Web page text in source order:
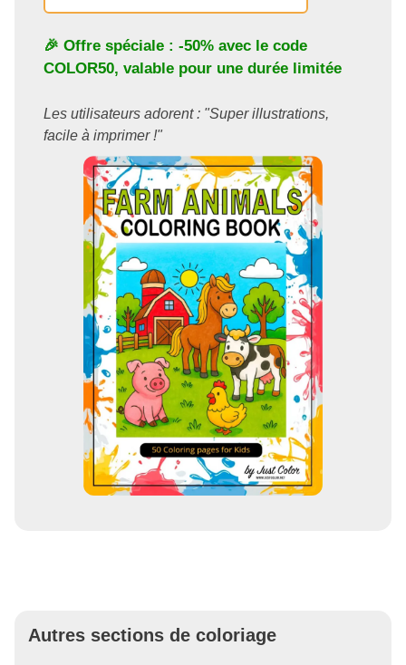
🎉 Offre spéciale : -50% avec le code
COLOR50, valable pour une durée limitée
Les utilisateurs adorent : "Super illustrations,
facile à imprimer !"
Autres sections de coloriage